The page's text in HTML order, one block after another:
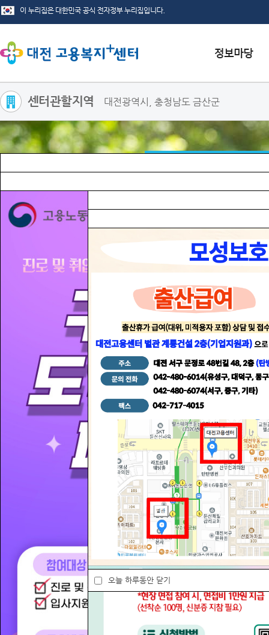
오늘 하루동안 닫기
서식자료실
채용정보
인재정보
센터관할지역 대전광역시, 충청남도 금산군
집단직업상담
내안에 또 다른 나, 직업상담은
일자리센터 여성새
공지사항 전체
공지